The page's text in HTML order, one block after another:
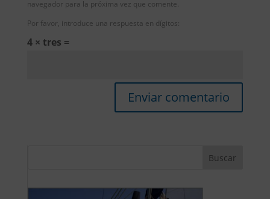
navegador para la próxima vez que comente.
Por favor, introduce una respuesta en dígitos:
4 × tres =